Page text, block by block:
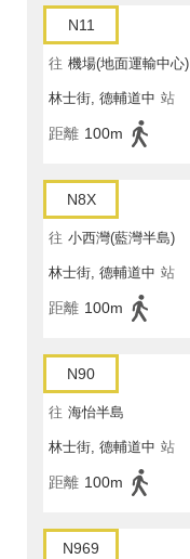
N11
往 機場(地面運輸中心)
林士街, 德輔道中 站
距離 100m
N8X
往 小西灣(藍灣半島)
林士街, 德輔道中 站
距離 100m
N90
往 海怡半島
林士街, 德輔道中 站
距離 100m
N969